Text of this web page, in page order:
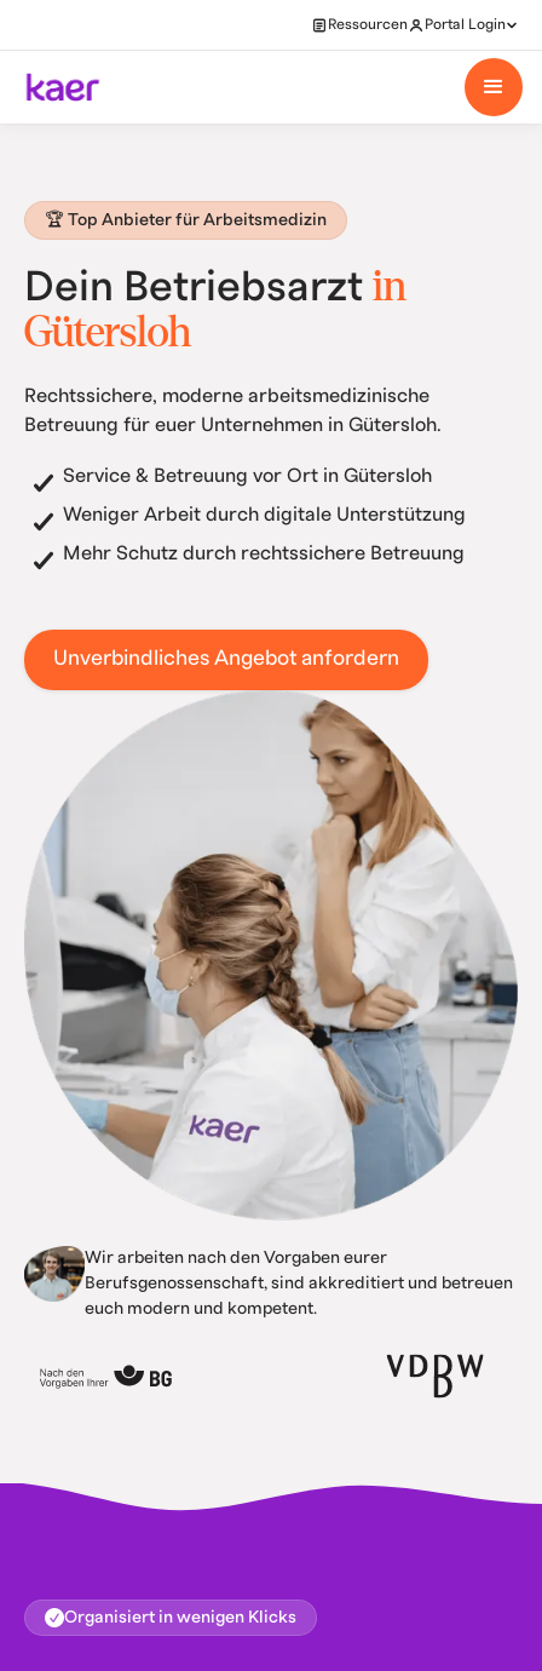
Ressourcen Portal Login
🏆 Top Anbieter für Arbeitsmedizin
Dein Betriebsarzt in
Gütersloh
Rechtssichere, moderne arbeitsmedizinische
Betreuung für euer Unternehmen in Gütersloh.
Service & Betreuung vor Ort in Gütersloh
Weniger Arbeit durch digitale Unterstützung
Mehr Schutz durch rechtssichere Betreuung
Unverbindliches Angebot anfordern
Wir arbeiten nach den Vorgaben eurer
Berufsgenossenschaft, sind akkreditiert und betreuen
euch modern und kompetent.
Organisiert in wenigen Klicks